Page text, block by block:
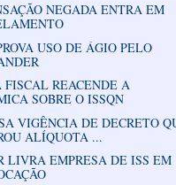
NEGADA ENTRA EM
USO DE ÁGIO PELO
FISCAL REACENDE A
SOBRE O ISSQN
VIGÊNCIA DE DECRETO
ALÍQUOTA ...
LIVRA EMPRESA DE ISS EM